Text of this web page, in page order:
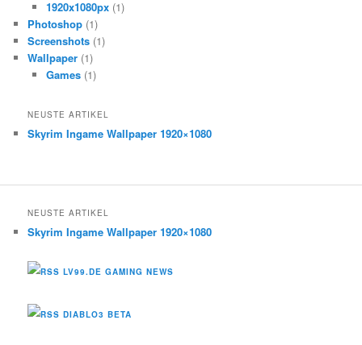
1920x1080px(1)
Photoshop (1)
Screenshots (1)
Wallpaper (1)
Games(1)
NEUSTE ARTIKEL
Skyrim Ingame Wallpaper 1920×1080
NEUSTE ARTIKEL
Skyrim Ingame Wallpaper 1920×1080
LV99.DE GAMING NEWS
DIABLO3 BETA